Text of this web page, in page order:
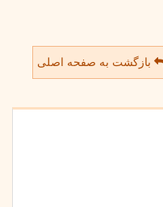
بازگشت به صفحه اصلی